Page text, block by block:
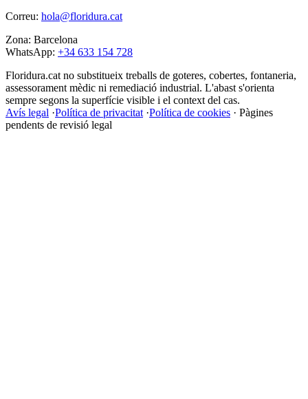
Correu: hola@floridura.cat
Zona: Barcelona
WhatsApp: +34 633 154 728
Floridura.cat no substitueix treballs de goteres, cobertes, fontaneria,
assessorament mèdic ni remediació industrial. L'abast s'orienta
sempre segons la superfície visible i el context del cas.
Avís legal ·Política de privacitat ·Política de cookies · Pàgines
pendents de revisió legal